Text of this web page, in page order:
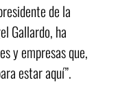
de la
Gallardo, ha
y empresas que,
estar aquí”.